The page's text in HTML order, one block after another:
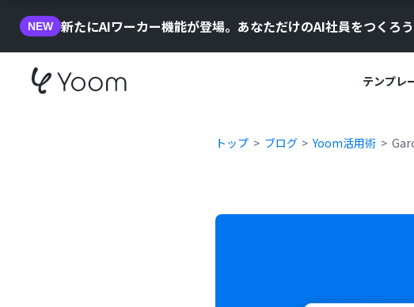
NEW 新たにAIワーカー機能が登場。あなただけのAI社員をつくろう
テンプレ
トップ ブログ Yoom活用術